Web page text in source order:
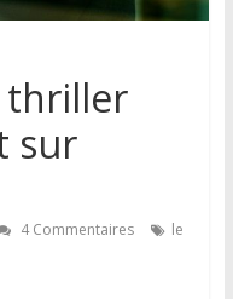
thriller
sur
4 Commentaires
le